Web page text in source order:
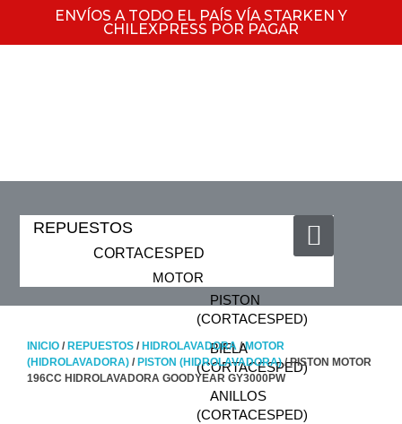
ENVÍOS A TODO EL PAÍS VÍA STARKEN Y
CHILEXPRESS POR PAGAR
REPUESTOS
CORTACESPED
MOTOR
PISTON
(CORTACESPED)
BIELA
(CORTACESPED)
ANILLOS
(CORTACESPED)
INICIO / REPUESTOS / HIDROLAVADORA /MOTOR
(HIDROLAVADORA) / PISTON (HIDROLAVADORA)/ PISTON MOTOR
196CC HIDROLAVADORA GOODYEAR GY3000PW